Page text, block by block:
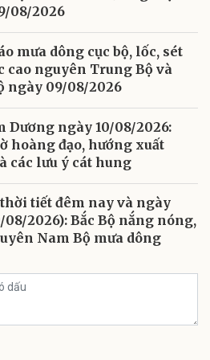
08/2026
mưa dông cục bộ, lốc, sét
cao nguyên Trung Bộ và
ngày 09/08/2026
Dương ngày 10/08/2026:
hoàng đạo, hướng xuất
các lưu ý cát hung
tiết đêm nay và ngày
08/2026): Bắc Bộ nắng nóng,
Nam Bộ mưa dông